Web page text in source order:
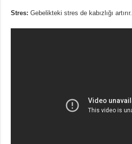
Stres: Gebelikteki stres de kabızlığı artırır.